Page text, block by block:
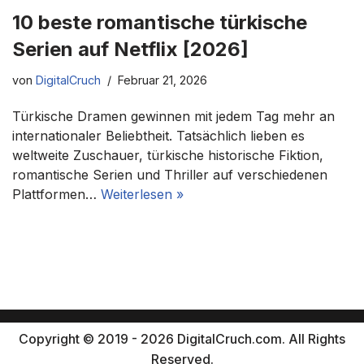
10 beste romantische türkische
Serien auf Netflix [2026]
von DigitalCruch Februar 21, 2026
Türkische Dramen gewinnen mit jedem Tag mehr an
internationaler Beliebtheit. Tatsächlich lieben es
weltweite Zuschauer, türkische historische Fiktion,
romantische Serien und Thriller auf verschiedenen
Plattformen… Weiterlesen »
Copyright © 2019 - 2026 DigitalCruch.com. All Rights
Reserved.